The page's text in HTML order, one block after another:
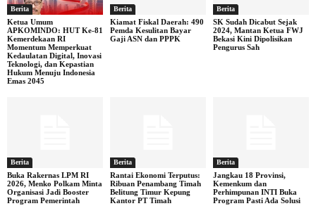
Berita
Ketua Umum
APKOMINDO: HUT Ke-81
Kemerdekaan RI
Momentum Memperkuat
Kedaulatan Digital, Inovasi
Teknologi, dan Kepastian
Hukum Menuju Indonesia
Emas 2045
Berita
Kiamat Fiskal Daerah: 490
Pemda Kesulitan Bayar
Gaji ASN dan PPPK
Berita
SK Sudah Dicabut Sejak
2024, Mantan Ketua FWJ
Bekasi Kini Dipolisikan
Pengurus Sah
Berita
Buka Rakernas LPM RI
2026, Menko Polkam Minta
Organisasi Jadi Booster
Program Pemerintah
Berita
Rantai Ekonomi Terputus:
Ribuan Penambang Timah
Belitung Timur Kepung
Kantor PT Timah
Berita
Jangkau 18 Provinsi,
Kemenkum dan
Perhimpunan INTI Buka
Program Pasti Ada Solusi